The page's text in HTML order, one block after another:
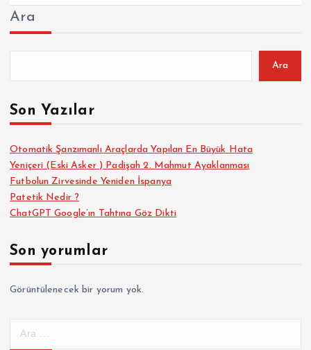
Ara
Ara
Son Yazılar
Otomatik Şanzımanlı Araçlarda Yapılan En Büyük Hata
Yeniçeri (Eski Asker ) Padişah 2. Mahmut Ayaklanması
Futbolun Zirvesinde Yeniden İspanya
Patetik Nedir ?
ChatGPT Google’ın Tahtına Göz Dikti
Son yorumlar
Görüntülenecek bir yorum yok.